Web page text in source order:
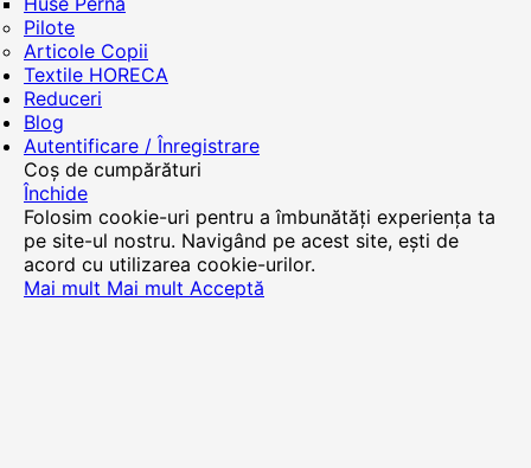
Pilote
Articole Copii
Textile HORECA
Reduceri
Blog
Autentificare / Înregistrare
Coș de cumpărături
Închide
Folosim cookie-uri pentru a îmbunătăți experiența ta
pe site-ul nostru. Navigând pe acest site, ești de
acord cu utilizarea cookie-urilor.
Mai mult Mai mult Acceptă